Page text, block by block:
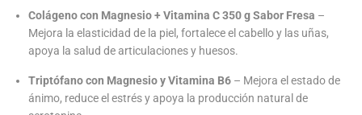
Colágeno con Magnesio + Vitamina C 350 g Sabor Fresa –
Mejora la elasticidad de la piel, fortalece el cabello y las uñas,
apoya la salud de articulaciones y huesos.
Triptófano con Magnesio y Vitamina B6 – Mejora el estado de
ánimo, reduce el estrés y apoya la producción natural de